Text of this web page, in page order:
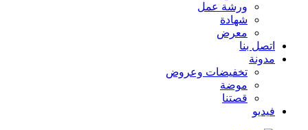
ورشة عمل
شهادة
معرض
اتصل بنا
مدونة
تخفيضات وعروض
موضة
قصتنا
فيديو